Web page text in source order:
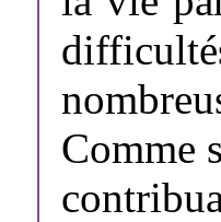
Comme